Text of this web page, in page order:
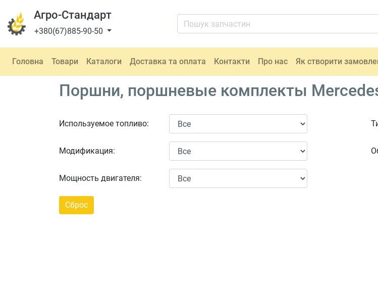
Агро-Стандарт
+380(67)885-90-50
Головна Товари Каталоги Доставка та оплата Контакти Про нас Як створити
Поршни, поршневые комплекты
Используемое топливо:
Модификация:
Мощность двигателя: